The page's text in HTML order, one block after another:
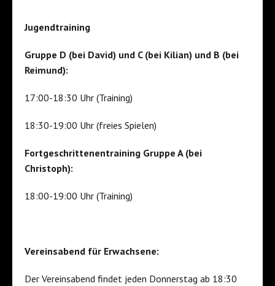
Jugendtraining
Gruppe D (bei David) und C (bei Kilian) und B (bei
Reimund):
17:00-18:30 Uhr (Training)
18:30-19:00 Uhr (freies Spielen)
Fortgeschrittenentraining Gruppe A (bei
Christoph):
18:00-19:00 Uhr (Training)
Vereinsabend für Erwachsene:
Der Vereinsabend findet jeden Donnerstag ab 18:30